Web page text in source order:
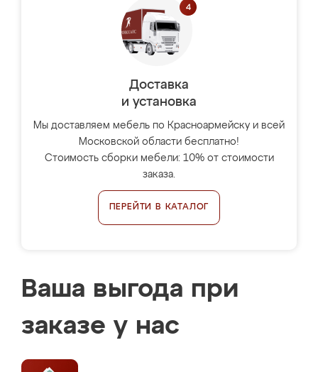
Доставка
и установка
Мы доставляем мебель по Красноармейску и всей
Московской области бесплатно!
Стоимость сборки мебели: 10% от стоимости
заказа.
ПЕРЕЙТИ В КАТАЛОГ
Ваша выгода при
заказе у нас